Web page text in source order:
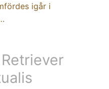
igår i